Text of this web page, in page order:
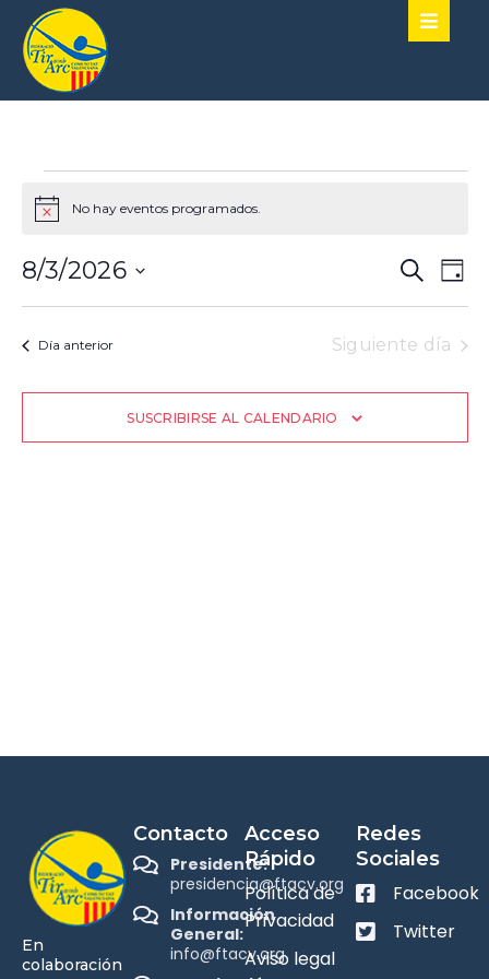
Aviso No hay eventos programados.
de
vistas
de
Buscar
de
Día
8/3/2026
FECHA.
Día anterior Siguiente día
SUSCRIBIRSE AL CALENDARIO
En
colaboración
Contacto
Presidente:
presidencia@ftacv.org
Información
General:
info@ftacv.org
Acceso
Rápido
Política de
Privacidad
Aviso legal
Redes
Sociales
Facebook
Twitter